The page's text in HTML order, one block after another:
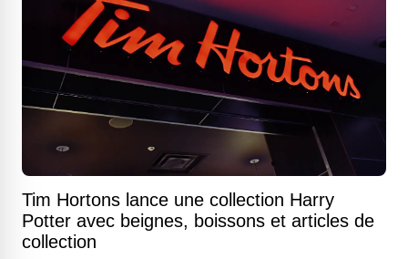
Tim Hortons lance une collection Harry
Potter avec beignes, boissons et articles de
collection